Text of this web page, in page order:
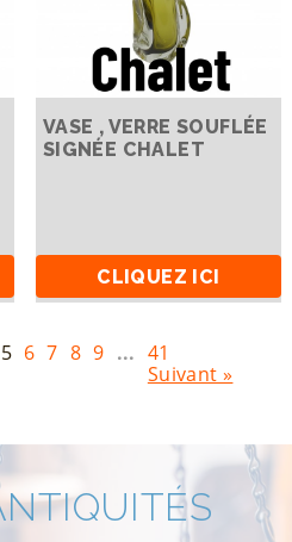
VASE , VERRE SOUFLÉE
SIGNÉE CHALET
CLIQUEZ ICI
5 6 7 8 9 ... 41
Suivant »